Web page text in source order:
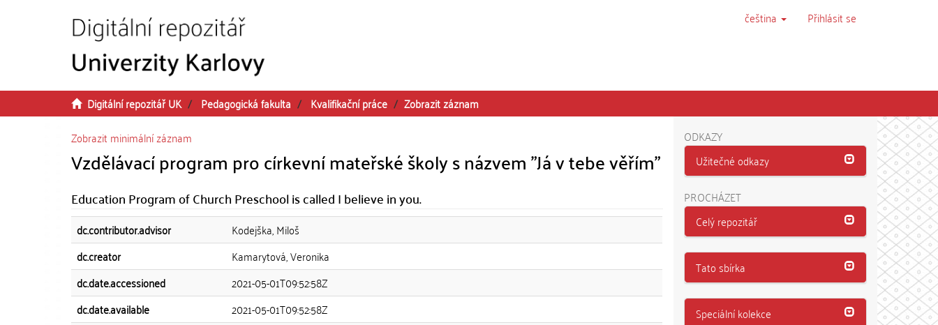
čeština Přihlásit se
Digitální repozitář UK Pedagogická fakulta Kvalifikační práce
Zobrazit záznam
Zobrazit minimální záznam
Vzdělávací program pro církevní mateřské školy s názvem "Já v tebe věřím"
Education Program of Church Preschool is called I believe in you.
dc.contributor.advisor
Kodejška, Miloš
dc.creator
Kamarytová, Veronika
dc.date.accessioned
2021-05-01T09:52:58Z
dc.date.available
2021-05-01T09:52:58Z
ODKAZY
Užitečné odkazy
PROCHÁZET
Celý repozitář
Tato sbírka
Speciální kolekce